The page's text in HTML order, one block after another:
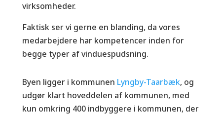
virksomheder.
Faktisk ser vi gerne en blanding, da vores
medarbejdere har kompetencer inden for
begge typer af vinduespudsning.
Byen ligger i kommunen Lyngby-Taarbæk, og
udgør klart hoveddelen af kommunen, med
kun omkring 400 indbyggere i kommunen, der